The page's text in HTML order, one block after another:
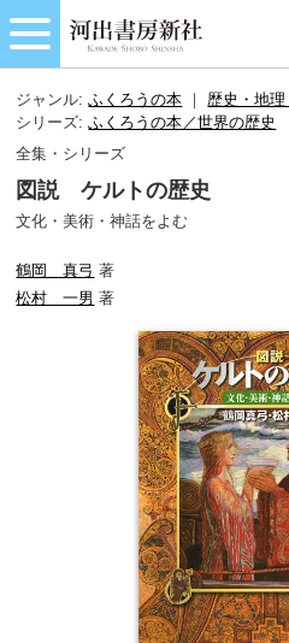
ジャンル:ふくろうの本 ｜歴史・地理
シリーズ:ふくろうの本／世界の歴史
全集・シリーズ
図説 ケルトの歴史
文化・美術・神話をよむ
鶴岡 真弓 著
松村 一男 著